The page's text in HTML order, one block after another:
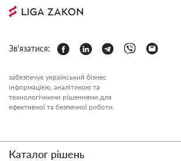
Зв'язатися:
забезпечує український бізнес
інформацією, аналітикою та
технологічними рішеннями для
ефективної та безпечної роботи.
Каталог рішень